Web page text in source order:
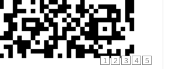
1 2 3 4 5